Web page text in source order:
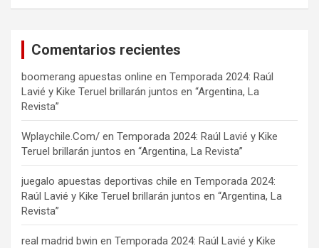
Comentarios recientes
boomerang apuestas online en Temporada 2024: Raúl
Lavié y Kike Teruel brillarán juntos en “Argentina, La
Revista”
Wplaychile.Com/ en Temporada 2024: Raúl Lavié y Kike
Teruel brillarán juntos en “Argentina, La Revista”
juegalo apuestas deportivas chile en Temporada 2024:
Raúl Lavié y Kike Teruel brillarán juntos en “Argentina, La
Revista”
real madrid bwin en Temporada 2024: Raúl Lavié y Kike